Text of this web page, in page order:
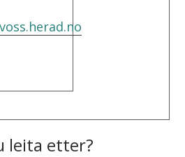
leita etter?